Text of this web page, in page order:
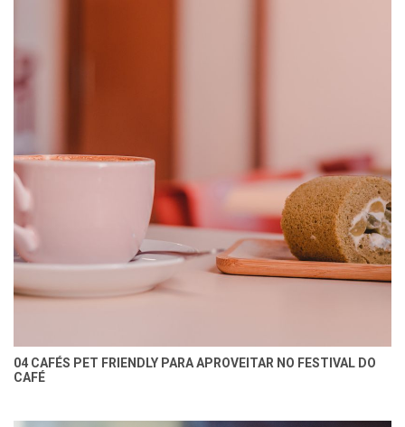
04 CAFÉS PET FRIENDLY PARA APROVEITAR NO FESTIVAL DO
CAFÉ